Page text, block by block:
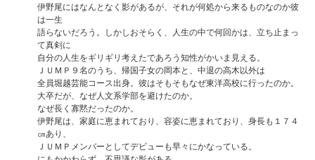
伊野尾にはなんとなく影があるが、それが何処から来るものなのか彼
は一生
語らないだろう。しかしおそらく、人生の中で何回かは、立ち止まっ
て真剣に
自分の人生をギリギリ考えたであろう知性がかいま見える。
ＪＵＭＰ９名のうち、帰国子女の岡本と、中退の高木以外は
全員堀越芸能コース出身。彼はそもそもなぜ東洋高校に行ったのか。
大卒だが、なぜ人文系学部を避けたのか。
なぜ長く寡黙だったのか。
伊野尾は、家庭に恵まれており、容姿に恵まれており、身長も１７４
㎝あり、
ＪＵＭＰメンバーとしてデビューも早々にかなっている。